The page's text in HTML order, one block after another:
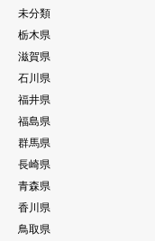
未分類
栃木県
滋賀県
石川県
福井県
福島県
群馬県
長崎県
青森県
香川県
鳥取県